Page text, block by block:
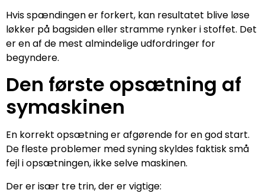
Hvis spændingen er forkert, kan resultatet blive løse
løkker på bagsiden eller stramme rynker i stoffet. Det
er en af de mest almindelige udfordringer for
begyndere.
Den første opsætning af
symaskinen
En korrekt opsætning er afgørende for en god start.
De fleste problemer med syning skyldes faktisk små
fejl i opsætningen, ikke selve maskinen.
Der er især tre trin, der er vigtige: